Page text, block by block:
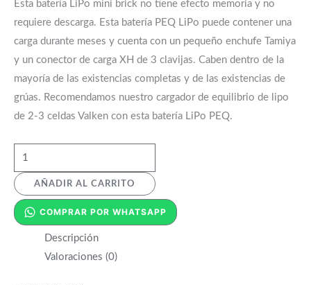
Esta batería LiPo mini brick no tiene efecto memoria y no
requiere descarga. Esta batería PEQ LiPo puede contener una
carga durante meses y cuenta con un pequeño enchufe Tamiya
y un conector de carga XH de 3 clavijas. Caben dentro de la
mayoría de las existencias completas y de las existencias de
grúas. Recomendamos nuestro cargador de equilibrio de lipo
de 2-3 celdas Valken con esta batería LiPo PEQ.
AÑADIR AL CARRITO
COMPRAR POR WHATSAPP
Descripción
Valoraciones (0)